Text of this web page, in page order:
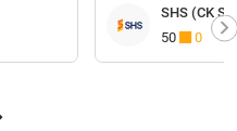
SHS (CK
50
0